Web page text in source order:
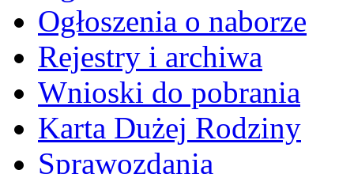
Ogłoszenia o naborze
Rejestry i archiwa
Wnioski do pobrania
Karta Dużej Rodziny
Sprawozdania